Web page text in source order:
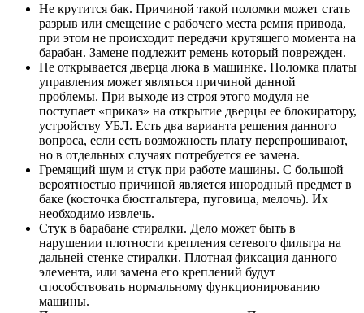
Не крутится бак. Причиной такой поломки может стать
разрыв или смещение с рабочего места ремня привода,
при этом не происходит передачи крутящего момента на
барабан. Замене подлежит ремень который поврежден.
Не открывается дверца люка в машинке. Поломка платы
управления может являться причиной данной
проблемы. При выходе из строя этого модуля не
поступает «приказ» на открытие дверцы ее блокиратору,
устройству УБЛ. Есть два варианта решения данного
вопроса, если есть возможность плату перепрошивают,
но в отдельных случаях потребуется ее замена.
Гремящий шум и стук при работе машины. С большой
вероятностью причиной является инородный предмет в
баке (косточка бюстгальтера, пуговица, мелочь). Их
необходимо извлечь.
Стук в барабане стиралки. Дело может быть в
нарушении плотности крепления сетевого фильтра на
дальней стенке стиралки. Плотная фиксация данного
элемента, или замена его креплений будут
способствовать нормальному функционированию
машины.